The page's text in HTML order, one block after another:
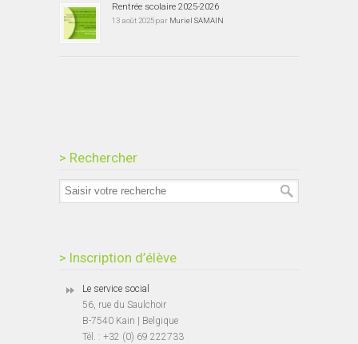
Rentrée scolaire 2025-2026
13 août 2025 par Muriel SAMAIN
> Rechercher
> Inscription d’élève
Le service social
56, rue du Saulchoir
B-7540 Kain | Belgique
Tél. : +32 (0) 69 222733